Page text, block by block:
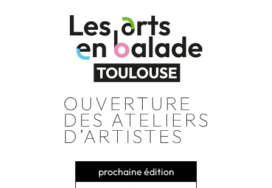
prochaine édition